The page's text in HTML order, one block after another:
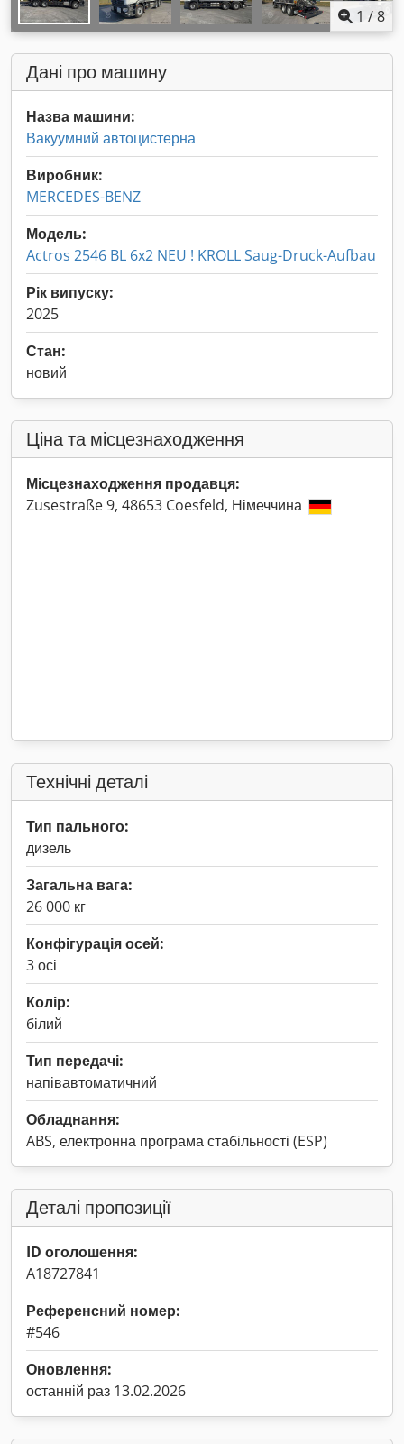
1 /8
Дані про машину
Назва машини:
Вакуумний автоцистерна
Виробник:
MERCEDES-BENZ
Модель:
Actros 2546 BL 6x2 NEU ! KROLL Saug-Druck-Aufbau
Рік випуску:
2025
Стан:
новий
Ціна та місцезнаходження
Місцезнаходження продавця:
Zusestraße 9, 48653 Coesfeld, Німеччина
Технічні деталі
Тип пального:
дизель
Загальна вага:
26 000 кг
Конфігурація осей:
3 осі
Колір:
білий
Тип передачі:
напівавтоматичний
Обладнання:
ABS, електронна програма стабільності (ESP)
Деталі пропозиції
ID оголошення:
A18727841
Референсний номер:
#546
Оновлення:
останній раз 13.02.2026